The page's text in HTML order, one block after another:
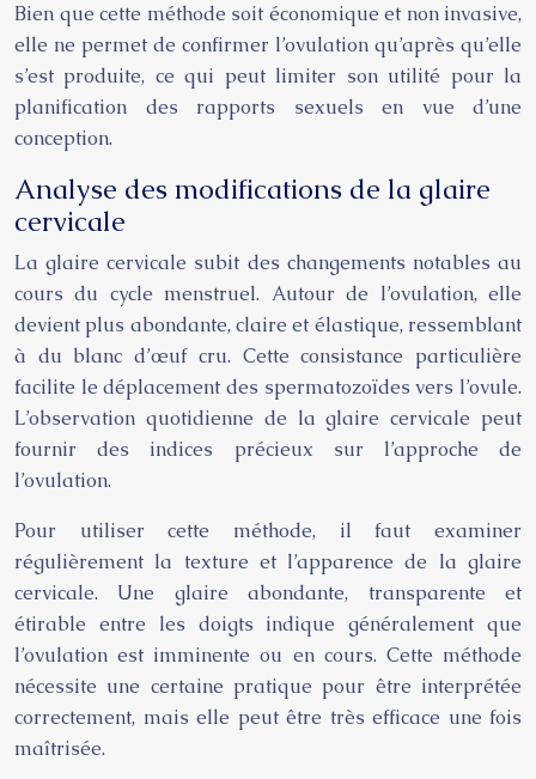
Bien que cette méthode soit économique et non invasive,
elle ne permet de confirmer l’ovulation qu’après qu’elle
s’est produite, ce qui peut limiter son utilité pour la
planification des rapports sexuels en vue d’une
conception.
Analyse des modifications de la glaire
cervicale
La glaire cervicale subit des changements notables au
cours du cycle menstruel. Autour de l’ovulation, elle
devient plus abondante, claire et élastique, ressemblant
à du blanc d’œuf cru. Cette consistance particulière
facilite le déplacement des spermatozoïdes vers l’ovule.
L’observation quotidienne de la glaire cervicale peut
fournir des indices précieux sur l’approche de
l’ovulation.
Pour utiliser cette méthode, il faut examiner
régulièrement la texture et l’apparence de la glaire
cervicale. Une glaire abondante, transparente et
étirable entre les doigts indique généralement que
l’ovulation est imminente ou en cours. Cette méthode
nécessite une certaine pratique pour être interprétée
correctement, mais elle peut être très efficace une fois
maîtrisée.